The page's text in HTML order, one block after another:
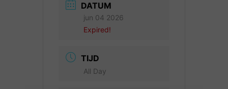
DATUM
jun 04 2026
Expired!
TIJD
All Day